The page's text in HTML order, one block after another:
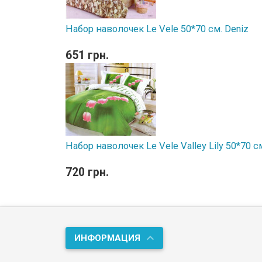
Набор наволочек Le Vele 50*70 см. Deniz
651 грн.
Набор наволочек Le Vele Valley Lily 50*70
720 грн.
ИНФОРМАЦИЯ